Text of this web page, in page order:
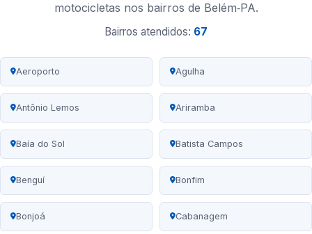
motocicletas nos bairros de Belém‑PA.
Bairros atendidos: 67
Aeroporto Agulha
Antônio Lemos Ariramba
Baía do Sol Batista Campos
Benguí Bonfim
Bonjoá Cabanagem